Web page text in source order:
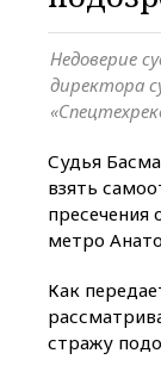
Недоверие
директора
Судья
взять
пресечения
метро
Как
стражу